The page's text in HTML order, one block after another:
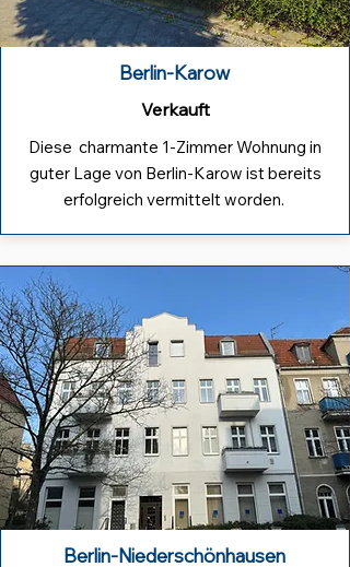
Berlin-Karow
Verkauft
Diese charmante 1-Zimmer Wohnung in
guter Lage von Berlin-Karow ist bereits
erfolgreich vermittelt worden.
Berlin-Niederschönhausen